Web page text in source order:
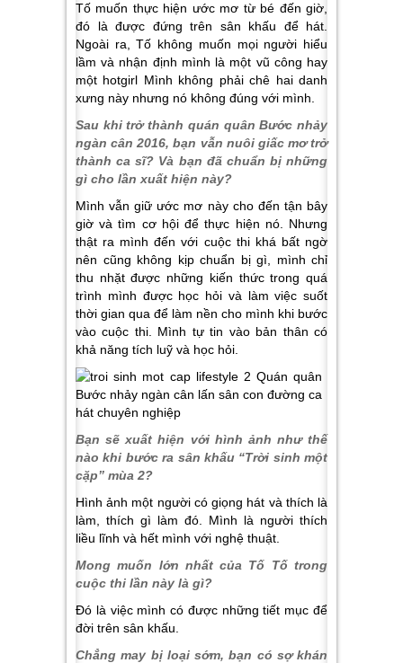
Tố muốn thực hiện ước mơ từ bé đến giờ,
đó là được đứng trên sân khấu để hát.
Ngoài ra, Tố không muốn mọi người hiểu
lầm và nhận định mình là một vũ công hay
một hotgirl Mình không phải chê hai danh
xưng này nhưng nó không đúng với mình.
Sau khi trở thành quán quân Bước nhảy
ngàn cân 2016, bạn vẫn nuôi giấc mơ trở
thành ca sĩ? Và bạn đã chuẩn bị những
gì cho lần xuất hiện này?
Mình vẫn giữ ước mơ này cho đến tận bây
giờ và tìm cơ hội để thực hiện nó. Nhưng
thật ra mình đến với cuộc thi khá bất ngờ
nên cũng không kịp chuẩn bị gì, mình chỉ
thu nhặt được những kiến thức trong quá
trình mình được học hỏi và làm việc suốt
thời gian qua để làm nền cho mình khi bước
vào cuộc thi. Mình tự tin vào bản thân có
khả năng tích luỹ và học hỏi.
Bạn sẽ xuất hiện với hình ảnh như thế
nào khi bước ra sân khấu “Trời sinh một
cặp” mùa 2?
Hình ảnh một người có giọng hát và thích là
làm, thích gì làm đó. Mình là người thích
liều lĩnh và hết mình với nghệ thuật.
Mong muốn lớn nhất của Tố Tố trong
cuộc thi lần này là gì?
Đó là việc mình có được những tiết mục để
đời trên sân khấu.
Chẳng may bị loại sớm, bạn có sợ khán